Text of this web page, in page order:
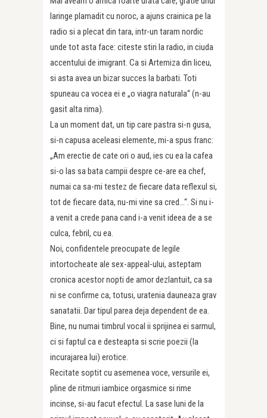
laringe plamadit cu noroc, a ajuns crainica pe la
radio si a plecat din tara, intr-un taram nordic
unde tot asta face: citeste stiri la radio, in ciuda
accentului de imigrant. Ca si Artemiza din liceu,
si asta avea un bizar succes la barbati. Toti
spuneau ca vocea ei e „o viagra naturala“ (n-au
gasit alta rima).
La un moment dat, un tip care pastra si-n gusa,
si-n capusa aceleasi elemente, mi-a spus franc:
„Am erectie de cate ori o aud, ies cu ea la cafea
si-o las sa bata campii despre ce-are ea chef,
numai ca sa-mi testez de fiecare data reflexul si,
tot de fiecare data, nu-mi vine sa cred…“. Si nu i-
a venit a crede pana cand i-a venit ideea de a se
culca, febril, cu ea.
Noi, confidentele preocupate de legile
intortocheate ale sex-appeal-ului, asteptam
cronica acestor nopti de amor dezlantuit, ca sa
ni se confirme ca, totusi, uratenia dauneaza grav
sanatatii. Dar tipul parea deja dependent de ea.
Bine, nu numai timbrul vocal ii sprijinea ei sarmul,
ci si faptul ca e desteapta si scrie poezii (la
incurajarea lui) erotice.
Recitate soptit cu asemenea voce, versurile ei,
pline de ritmuri iambice orgasmice si rime
incinse, si-au facut efectul. La sase luni de la